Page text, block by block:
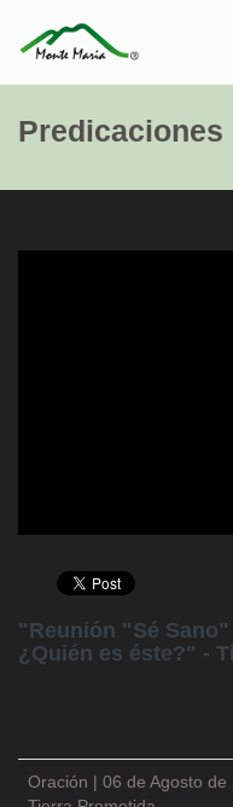
Predicaciones
"Reunión "Sé Sano"
¿Quién es éste?" -
Oración | 06 de Agosto de